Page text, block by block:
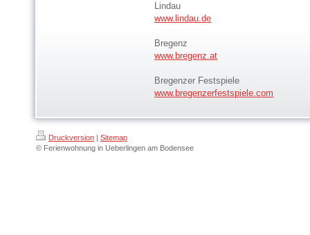
Lindau
www.lindau.de
Bregenz
www.bregenz.at
Bregenzer Festspiele
www.bregenzerfestspiele.com
Druckversion | Sitemap
© Ferienwohnung in Ueberlingen am Bodensee